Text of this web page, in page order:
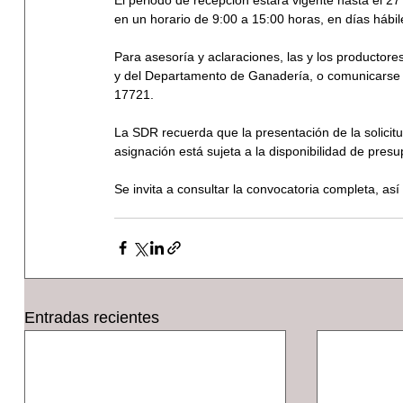
en un horario de 9:00 a 15:00 horas, en días
Para asesoría y aclaraciones, las y los
y del Departamento de Ganadería, o
17721.
La SDR recuerda que la presentación de la
asignación está sujeta a la disponibilidad de
Se invita a consultar la convocatoria completa,
Entradas recientes